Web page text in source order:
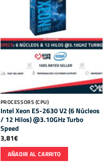
PROCESSORS (CPU)
Intel Xeon E5-2630 V2 (6 Núcleos
/ 12 Hilos) @3.10GHz Turbo
Speed
3,81€
AÑADIR AL CARRITO